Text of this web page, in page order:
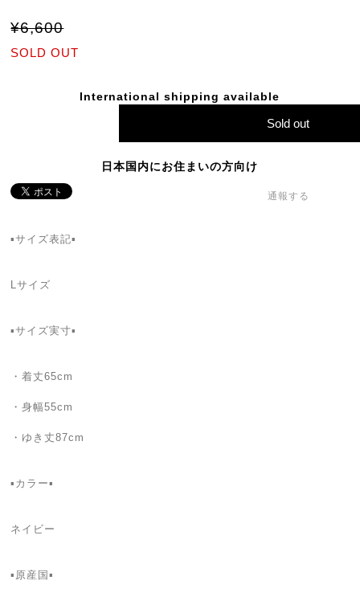
¥6,600
SOLD OUT
International shipping available
Sold out
日本国内にお住まいの方向け
通報する
▪️サイズ表記▪
Lサイズ
▪️サイズ実寸▪️
・着丈65cm
・身幅55cm
・ゆき丈87cm
▪カラー▪
ネイビー
▪️原産国▪